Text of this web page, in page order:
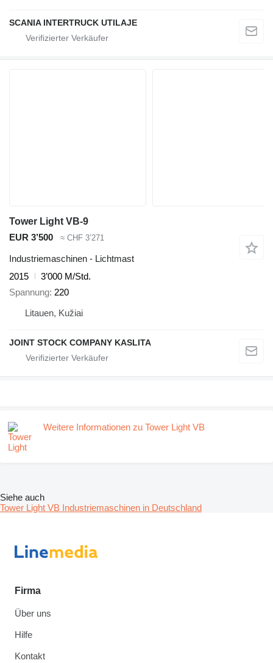
SCANIA INTERTRUCK UTILAJE
Tower Light VB-9
EUR 3’500
≈ CHF 3’271
Industriemaschinen - Lichtmast
2015
3’000 M/Std.
Spannung 220
Litauen, Kužiai
JOINT STOCK COMPANY KASLITA
Weitere Informationen zu Tower Light VB
Siehe auch
Tower Light VB Industriemaschinen in Deutschland
Firma
Über uns
Hilfe
Kontakt